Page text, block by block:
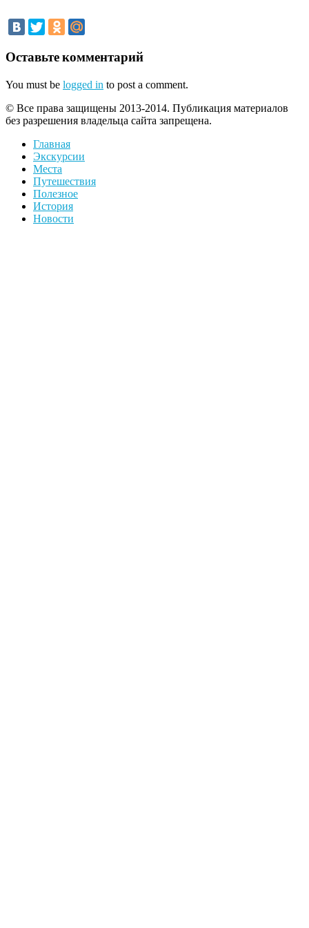
Оставьте комментарий
You must be logged in to post a comment.
© Все права защищены 2013-2014. Публикация материалов
без разрешения владельца сайта запрещена.
Главная
Экскурсии
Места
Путешествия
Полезное
История
Новости